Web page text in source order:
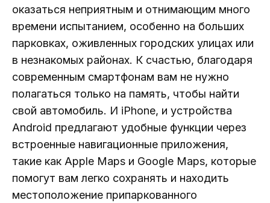
оказаться неприятным и отнимающим много
времени испытанием, особенно на больших
парковках, оживленных городских улицах или
в незнакомых районах. К счастью, благодаря
современным смартфонам вам не нужно
полагаться только на память, чтобы найти
свой автомобиль. И iPhone, и устройства
Android предлагают удобные функции через
встроенные навигационные приложения,
такие как Apple Maps и Google Maps, которые
помогут вам легко сохранять и находить
местоположение припаркованного